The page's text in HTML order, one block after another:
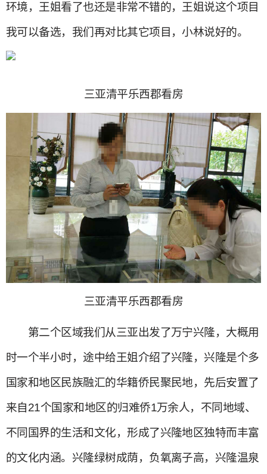
环境，王姐看了也还是非常不错的，王姐说这个项目
我可以备选，我们再对比其它项目，小林说好的。
三亚清平乐西郡看房
三亚清平乐西郡看房
第二个区域我们从三亚出发了万宁兴隆，大概用
时一个半小时，途中给王姐介绍了兴隆，兴隆是个多
国家和地区民族融汇的华籍侨民聚民地，先后安置了
来自21个国家和地区的归难侨1万余人，不同地域、
不同国界的生活和文化，形成了兴隆地区独特而丰富
的文化内涵。兴隆绿树成荫，负氧离子高，兴隆温泉